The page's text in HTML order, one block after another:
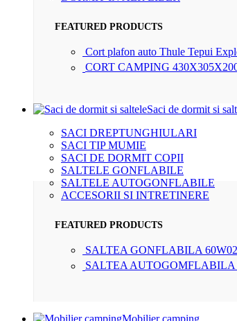
FEATURED PRODUCTS
Cort plafon auto Thule Tepui
CORT CAMPING
Saci de dormit si
SACI DREPTUNGHIULARI
SACI TIP MUMIE
SACI DE DORMIT COPII
SALTELE GONFLABILE
SALTELE AUTOGONFLABILE
ACCESORII SI INTRETINERE
FEATURED PRODUCTS
SALTEA GONFLABILA
SALTEA AUTOGOMFLABILA
Mobilier camping